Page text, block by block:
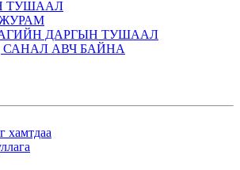
ТУШААЛ
ДАРГЫН ТУШААЛ
АВЧ БАЙНА
хамтдаа